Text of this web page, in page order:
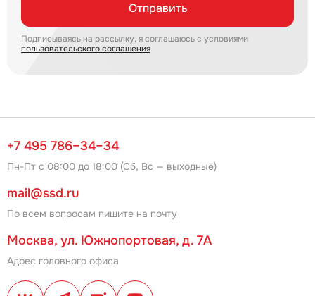
Отправить
Подписываясь на рассылку, я соглашаюсь с условиями
пользовательского соглашения
+7 495 786–34–34
Пн-Пт с 08:00 до 18:00 (Сб, Вс — выходные)
mail@ssd.ru
По всем вопросам пишите на почту
Москва, ул. Южнопортовая, д. 7А
Адрес головного офиса